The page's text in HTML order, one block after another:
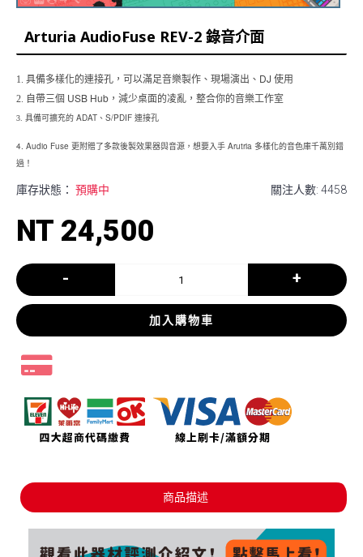
Arturia AudioFuse REV-2 錄音介面
1. 具備多樣化的連接孔，可以滿足音樂製作、現場演出、 DJ 使用
2. 自帶三個 USB Hub ，減少桌面的凌亂，整合你的音樂工作室
3. 具備可擴充的 ADAT 、 S/PDIF 連接孔
4. Audio Fuse 更附贈了多款後製效果器與音源，想要入手 Arutria 多樣化的音色庫千萬別錯
過！
關注人數: 4458
庫存狀態： 預購中
NT 24,500
- +
加入購物車
商品描述